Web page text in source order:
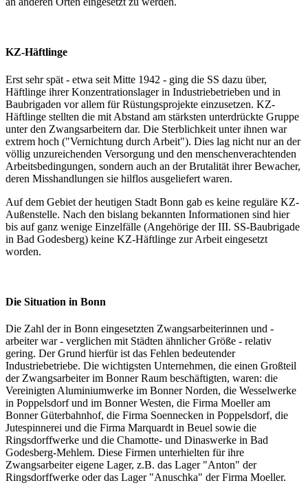
KZ-Häftlinge
Erst sehr spät - etwa seit Mitte 1942 - ging die SS dazu über,
Häftlinge ihrer Konzentrationslager in Industriebetrieben und in
Baubrigaden vor allem für Rüstungsprojekte einzusetzen. KZ-
Häftlinge stellten die mit Abstand am stärksten unterdrückte Gruppe
unter den Zwangsarbeitern dar. Die Sterblichkeit unter ihnen war
extrem hoch ("Vernichtung durch Arbeit"). Dies lag nicht nur an der
völlig unzureichenden Versorgung und den menschenverachtenden
Arbeitsbedingungen, sondern auch an der Brutalität ihrer Bewacher,
deren Misshandlungen sie hilflos ausgeliefert waren.
Auf dem Gebiet der heutigen Stadt Bonn gab es keine reguläre KZ-
Außenstelle. Nach den bislang bekannten Informationen sind hier
bis auf ganz wenige Einzelfälle (Angehörige der III. SS-Baubrigade
in Bad Godesberg) keine KZ-Häftlinge zur Arbeit eingesetzt
worden.
Die Situation in Bonn
Die Zahl der in Bonn eingesetzten Zwangsarbeiterinnen und -
arbeiter war - verglichen mit Städten ähnlicher Größe - relativ
gering. Der Grund hierfür ist das Fehlen bedeutender
Industriebetriebe. Die wichtigsten Unternehmen, die einen Großteil
der Zwangsarbeiter im Bonner Raum beschäftigten, waren: die
Vereinigten Aluminiumwerke im Bonner Norden, die Wesselwerke
in Poppelsdorf und im Bonner Westen, die Firma Moeller am
Bonner Güterbahnhof, die Firma Soennecken in Poppelsdorf, die
Jutespinnerei und die Firma Marquardt in Beuel sowie die
Ringsdorffwerke und die Chamotte- und Dinaswerke in Bad
Godesberg-Mehlem. Diese Firmen unterhielten für ihre
Zwangsarbeiter eigene Lager, z.B. das Lager "Anton" der
Ringsdorffwerke oder das Lager "Anuschka" der Firma Moeller.